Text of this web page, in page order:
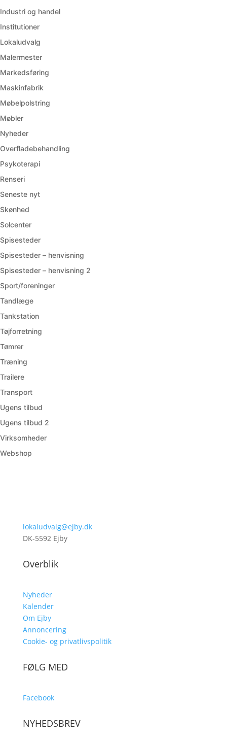
Industri og handel
Institutioner
Lokaludvalg
Malermester
Markedsføring
Maskinfabrik
Møbelpolstring
Møbler
Nyheder
Overfladebehandling
Psykoterapi
Renseri
Seneste nyt
Skønhed
Solcenter
Spisesteder
Spisesteder – henvisning
Spisesteder – henvisning 2
Sport/foreninger
Tandlæge
Tankstation
Tøjforretning
Tømrer
Træning
Trailere
Transport
Ugens tilbud
Ugens tilbud 2
Virksomheder
Webshop
lokaludvalg@ejby.dk
DK-5592 Ejby
Overblik
Nyheder
Kalender
Om Ejby
Annoncering
Cookie- og privatlivspolitik
FØLG MED
Facebook
NYHEDSBREV